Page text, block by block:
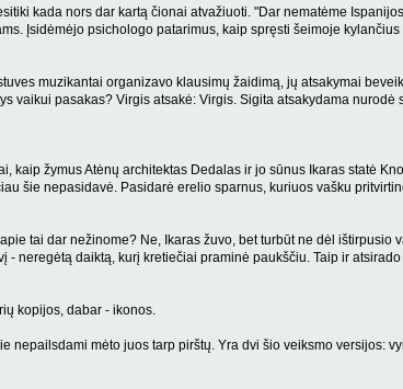
kada nors dar kartą čionai atvažiuoti. "Dar nematėme
Įsidėmėjo psichologo patarimus, kaip spręsti šeimoje
muzikantai organizavo klausimų žaidimą, jų atsakymai
vaikui pasakas? Virgis atsakė: Virgis. Sigita atsakydama
kaip žymus Atėnų architektas Dedalas ir jo sūnus Ikaras statė
šie nepasidavė. Pasidarė erelio sparnus, kuriuos vašku
tai dar nežinome? Ne, Ikaras žuvo, bet turbūt ne dėl
- neregėtą daiktą, kurį kretiečiai praminė paukščiu. Taip ir
kopijos, dabar - ikonos.
nepailsdami mėto juos tarp pirštų. Yra dvi šio veiksmo versijos: